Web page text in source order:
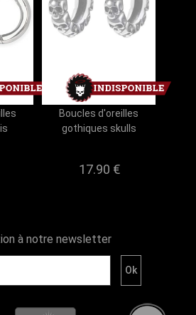
Boucles d'oreilles
gothiques skulls
17.90 €
à notre newsletter